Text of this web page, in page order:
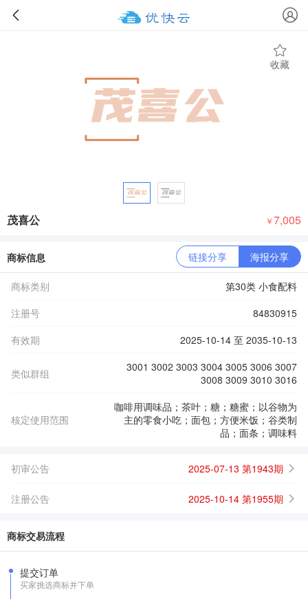
收藏
茂喜公 ￥7,005
商标信息 链接分享 海报分享
商标类别
第30类 小食配料
注册号
84830915
有效期
2025-10-14 至 2035-10-13
类似群组
3001 3002 3003 3004 3005 3006 3007
3008 3009 3010 3016
核定使用范围
咖啡用调味品；茶叶；糖；糖蜜；以谷物为
主的零食小吃；面包；方便米饭；谷类制
品；面条；调味料
初审公告 2025-07-13 第1943期
注册公告 2025-10-14 第1955期
商标交易流程
提交订单
买家挑选商标并下单